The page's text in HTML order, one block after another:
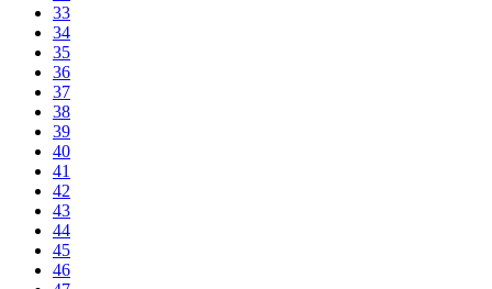
33
34
35
36
37
38
39
40
41
42
43
44
45
46